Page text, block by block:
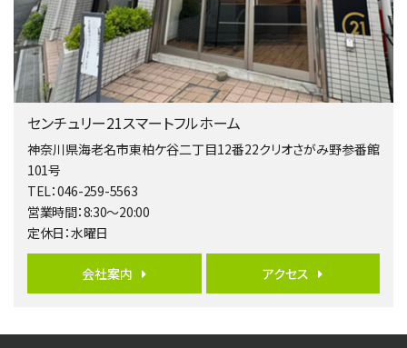
淵野辺駅
歩17分
南側道路に面しており日当たり良好。 キッチンから…
第5位
4,190万円
バ14分・ 歩4分
LDK約20帖とゆとりある広さ！WIC、SICの…
第6位
4ＬＤＫ
長後駅
センチュリー21スマートフルホーム
神奈川県海老名市東柏ケ谷二丁目12番22クリオさがみ野参番館
101号
TEL：046-259-5563
営業時間：8:30～20:00
定休日：水曜日
会社案内 アクセス